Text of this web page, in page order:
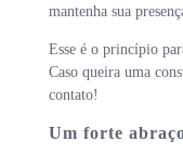
mantenha sua
Esse é o princípio
Caso queira uma
contato!
Um forte